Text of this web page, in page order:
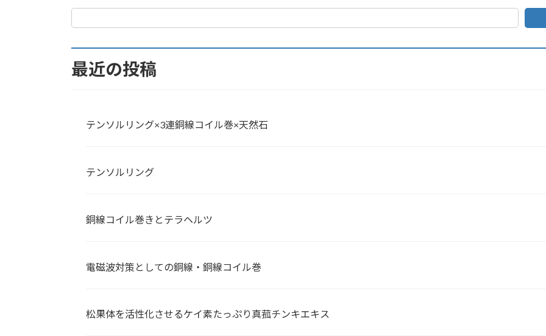
最近の投稿
テンソルリング×3連銅線コイル巻×天然石
テンソルリング
銅線コイル巻きとテラヘルツ
電磁波対策としての銅線・銅線コイル巻
松果体を活性化させるケイ素たっぷり真菰チンキエキス